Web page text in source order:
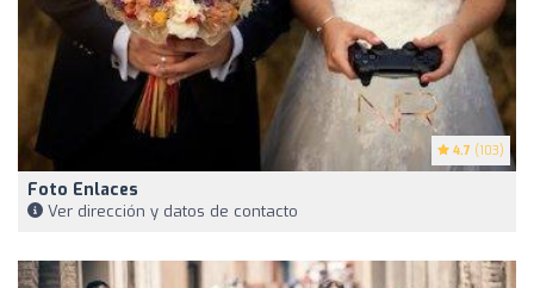
4.7 (103)
Foto Enlaces
Ver dirección y datos de contacto